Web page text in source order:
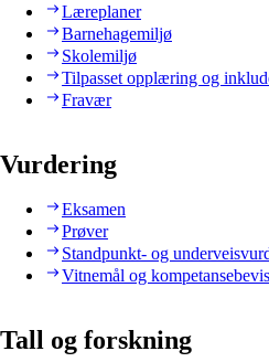
Læreplaner
Barnehagemiljø
Skolemiljø
Tilpasset opplæring og
Fravær
Vurdering
Eksamen
Prøver
Standpunkt- og
Vitnemål og kompetansebevis
Tall og forskning